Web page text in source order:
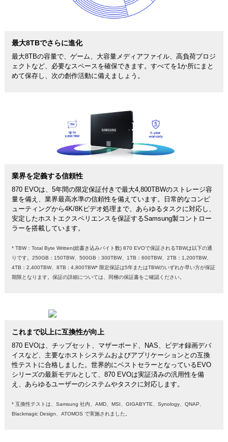
最大8TBでさらに進化
最大8TBの容量で、ゲーム、大容量メディアファイル、高負荷プロジ
ェクトなど、必要なスペースを確保できます。すべてを1か所にまと
めて保存し、次の創作活動に備えましょう。
業界を定義する信頼性
870 EVOは、5年間の限定保証付きで最大4,800TBWのストレージ容
量を備え、業界最高水準の信頼性を備えています。日常的なコンピ
ューティングから4K/8Kビデオ処理まで、あらゆるタスクに対応し、
安定したホストエクスペリエンスを保証するSamsung製コントロー
ラーを搭載しています。
* TBW：Total Byte Written(総書き込みバイト数) 870 EVOで保証されるTBWは以下の通
りです。250GB：150TBW、500GB：300TBW、1TB：600TBW、2TB：1,200TBW、
4TB：2,400TBW、8TB : 4,800TBW* 限定保証は5年またはTBWのいずれか早い方が保証
期限となります。保証の詳細については、同梱の保証書をご確認ください。
これまで以上に互換性が向上
870 EVOは、チップセット、マザーボード、NAS、ビデオ録画デバ
イスなど、主要なホストシステムおよびアプリケーションとの互換
性テストに合格しました。世界的にベストセラーとなっているEVO
シリーズの最新モデルとして、870 EVOは実証済みの汎用性を備
え、あらゆるユーザーのシステムやタスクに対応します。
* 互換性テストは、Samsung 社内、AMD、MSI、GIGABYTE、Synology、QNAP、
Blackmagic Design、ATOMOS で実施されました。